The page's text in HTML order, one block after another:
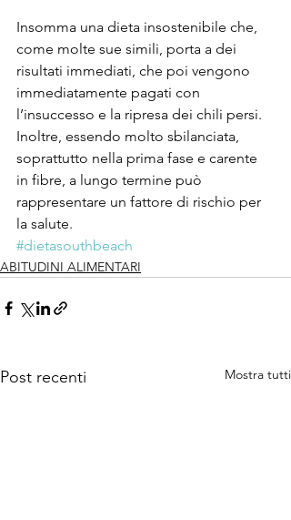
Insomma una dieta insostenibile che,
come molte sue simili, porta a dei
risultati immediati, che poi vengono
immediatamente pagati con
l’insuccesso e la ripresa dei chili persi.
Inoltre, essendo molto sbilanciata,
soprattutto nella prima fase e carente
in fibre, a lungo termine può
rappresentare un fattore di rischio per
la salute.
#dietasouthbeach
ABITUDINI ALIMENTARI
Post recenti Mostra tutti